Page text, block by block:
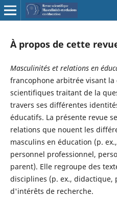
À propos de cette
Masculinités et relations en
francophone arbitrée visant
scientifiques traitant de la
travers ses différentes
éducatifs. La présente revue
relations que nouent les
masculins en éducation (p.
personnel professionnel,
parent). Elle regroupe des
disciplines (p. ex., didactique,
d'intérêts de recherche.